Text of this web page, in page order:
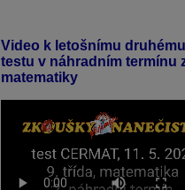
Video k letošnímu druhému
testu v náhradním termínu
matematiky